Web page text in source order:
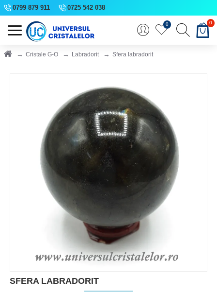
0799 879 911 0725 542 038
0 0
Cristale G-O Labradorit Sfera labradorit
SFERA LABRADORIT